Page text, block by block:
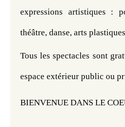
expressions artistiques :
théâtre, danse, arts
Tous les spectacles sont
espace extérieur public ou
BIENVENUE DANS LE